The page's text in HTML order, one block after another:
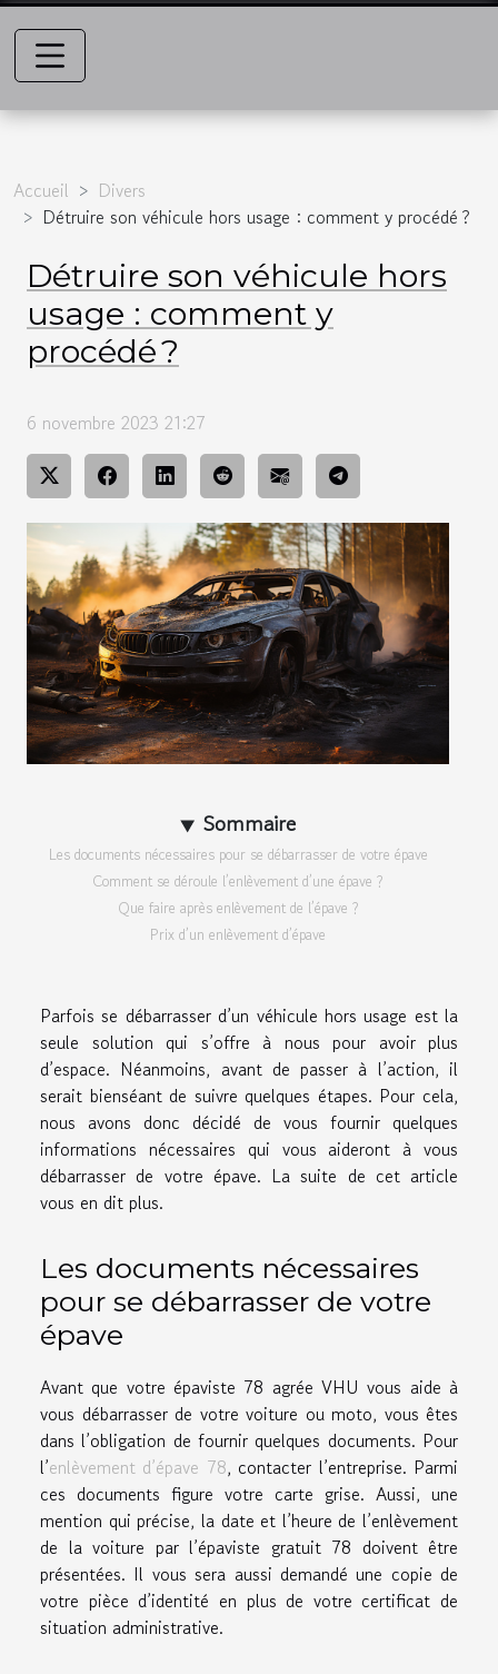
Accueil
Divers
Détruire son véhicule hors usage : comment y procédé ?
Détruire son véhicule hors
usage : comment y
procédé ?
6 novembre 2023 21:27
Sommaire
Les documents nécessaires pour se débarrasser de votre épave
Comment se déroule l’enlèvement d’une épave ?
Que faire après enlèvement de l’épave ?
Prix d’un enlèvement d’épave
Parfois se débarrasser d’un véhicule hors usage est la
seule solution qui s’offre à nous pour avoir plus
d’espace. Néanmoins, avant de passer à l’action, il
serait bienséant de suivre quelques étapes. Pour cela,
nous avons donc décidé de vous fournir quelques
informations nécessaires qui vous aideront à vous
débarrasser de votre épave. La suite de cet article
vous en dit plus.
Les documents nécessaires
pour se débarrasser de votre
épave
Avant que votre épaviste 78 agrée VHU vous aide à
vous débarrasser de votre voiture ou moto, vous êtes
dans l’obligation de fournir quelques documents. Pour
l’enlèvement d’épave 78, contacter l’entreprise. Parmi
ces documents figure votre carte grise. Aussi, une
mention qui précise, la date et l’heure de l’enlèvement
de la voiture par l’épaviste gratuit 78 doivent être
présentées. Il vous sera aussi demandé une copie de
votre pièce d’identité en plus de votre certificat de
situation administrative.